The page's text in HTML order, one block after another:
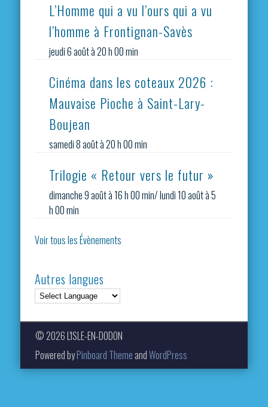
L’Homme qui a vu l’ours qui a vu
l’homme à Frontignan-Savès
jeudi 6 août à 20 h 00 min
Cinéma dans les coteaux 2026 :
Mauvaise Pioche à Saint-Lary-
Boujean
samedi 8 août à 20 h 00 min
Trilogie « Retour vers le futur »
dimanche 9 août à 16 h 00 min/lundi 10 août à 5
h 00 min
Voir tous les Évènements
Autres langues
© 2026 L'ISLE-EN-DODON
Powered byPinboard Theme andWordPress